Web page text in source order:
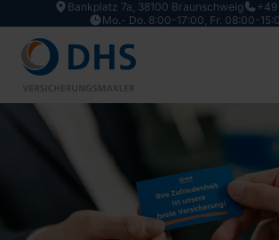
Zum Hauptinhalt springenBankplatz 7a, 38100 Braunschweig
Mo.- Do. 8:00-17:00, Fr. 08:00-